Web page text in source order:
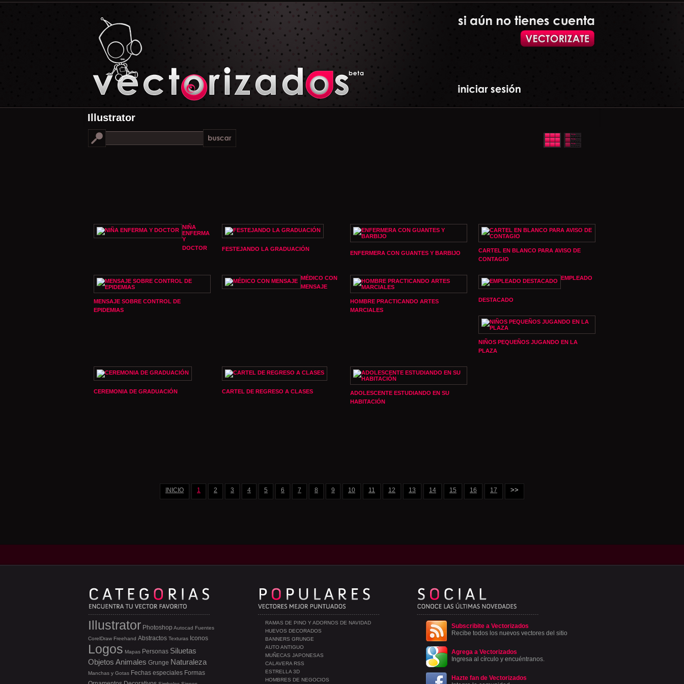
Illustrator
NIÑA
ENFERMA
Y
DOCTOR
FESTEJANDO LA GRADUACIÓN
ENFERMERA CON GUANTES Y BARBIJO
CARTEL EN BLANCO PARA AVISO DE
CONTAGIO
MENSAJE SOBRE CONTROL DE
EPIDEMIAS
MÉDICO CON
MENSAJE
HOMBRE PRACTICANDO ARTES
MARCIALES
EMPLEADO
DESTACADO
NIÑOS PEQUEÑOS JUGANDO EN LA
PLAZA
CEREMONIA DE GRADUACIÓN CARTEL DE REGRESO A CLASES
ADOLESCENTE ESTUDIANDO EN SU
HABITACIÓN
INICIO 1 2 3 4 5 6 7 8 9 10 11 12 13 14 15 16 17 >>
Subscribite a Vectorizados
Recibe todos los nuevos vectores del sitio
Agrega a Vectorizados
Ingresa al círculo y encuéntranos.
Hazte fan de Vectorizados
RAMAS DE PINO Y ADORNOS DE NAVIDAD
HUEVOS DECORADOS
BANNERS GRUNGE
AUTO ANTIGUO
MUÑECAS JAPONESAS
CALAVERA RSS
ESTRELLA 3D
HOMBRES DE NEGOCIOS
Illustrator Photoshop Autocad Fuentes
CorelDraw Freehand Abstractos Texturas Iconos
Logos Mapas Personas Siluetas
Objetos Animales Grunge Naturaleza
Manchas y Gotas Fechas especiales Formas